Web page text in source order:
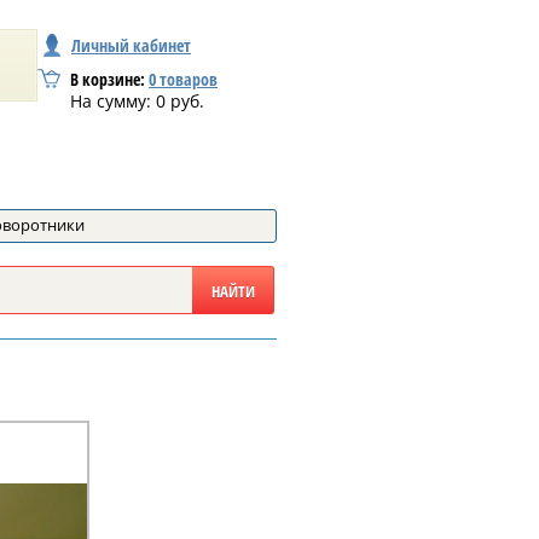
Личный кабинет
В корзине: 0товаров
На сумму: 0 руб.